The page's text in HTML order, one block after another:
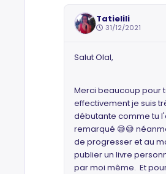
Tatielili
31/12/2021
Salut Olal,
Merci beaucoup pour
effectivement je suis
débutante comme tu
remarqué 😅😅
de progresser et au
publier un livre
par moi même. Et